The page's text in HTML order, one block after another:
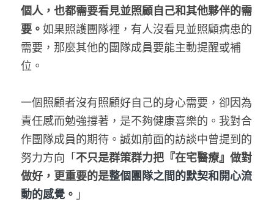
個人，也都需要看見並照顧自己和其他夥伴的需
要。 如果照護團隊裡，有人沒看見並照顧病患的
需要，那麼其他的團隊成員要能主動提醒或補
位。
一個照顧者沒有照顧好自己的身心需要，卻因為
責任感而勉強撐著，是不夠健康喜樂的。我對合
作團隊成員的期待。誠如前面的訪談中曾提到的
努力方向「 不只是群策群力把『在宅醫療』做對
做好，更重要的是整個團隊之間的默契和開心流
動的感覺 。 」